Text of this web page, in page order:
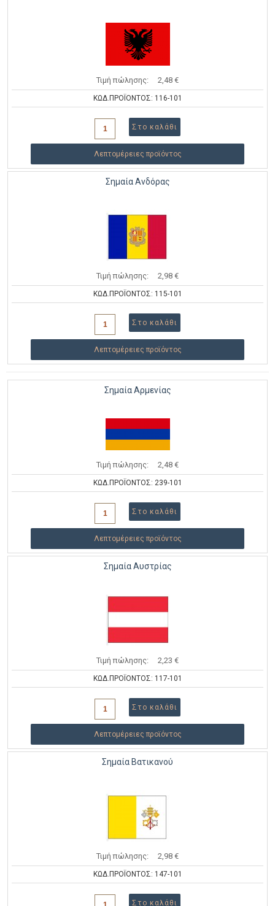
Τιμή πώλησης: 2,48 €
ΚΩΔ.ΠΡΟΪΟΝΤΟΣ: 116-101
Λεπτομέρειες προϊόντος
Σημαία Ανδόρας
Τιμή πώλησης: 2,98 €
ΚΩΔ.ΠΡΟΪΟΝΤΟΣ: 115-101
Λεπτομέρειες προϊόντος
Σημαία Αρμενίας
Τιμή πώλησης: 2,48 €
ΚΩΔ.ΠΡΟΪΟΝΤΟΣ: 239-101
Λεπτομέρειες προϊόντος
Σημαία Αυστρίας
Τιμή πώλησης: 2,23 €
ΚΩΔ.ΠΡΟΪΟΝΤΟΣ: 117-101
Λεπτομέρειες προϊόντος
Σημαία Βατικανού
Τιμή πώλησης: 2,98 €
ΚΩΔ.ΠΡΟΪΟΝΤΟΣ: 147-101